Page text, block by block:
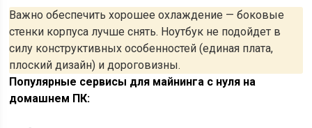
Важно обеспечить хорошее охлаждение — боковые
стенки корпуса лучше снять. Ноутбук не подойдет в
силу конструктивных особенностей (единая плата,
плоский дизайн) и дороговизны.
Популярные сервисы для майнинга с нуля на
домашнем ПК: